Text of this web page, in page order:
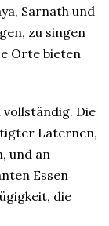
Sarnath und
zu singen
Orte bieten
vollständig. Die
Laternen,
und an
Essen
die